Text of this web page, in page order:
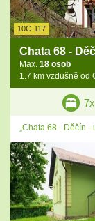
10C-117
Chata 68 -
Max. 18 osob
1.7 km vzdušně od
7x
„Chata 68 - Děčín -